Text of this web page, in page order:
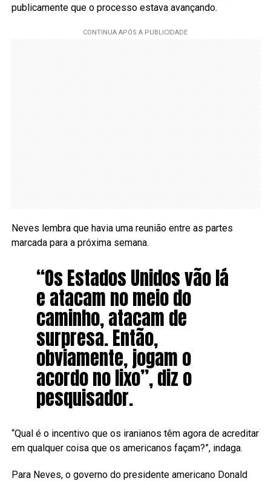
publicamente que o processo estava avançando.
Neves lembra que havia uma reunião entre as partes
marcada para a próxima semana.
“Os Estados Unidos vão lá
e atacam no meio do
caminho, atacam de
surpresa. Então,
obviamente, jogam o
acordo no lixo”, diz o
pesquisador.
“Qual é o incentivo que os iranianos têm agora de acreditar
em qualquer coisa que os americanos façam?”, indaga.
Para Neves, o governo do presidente americano Donald